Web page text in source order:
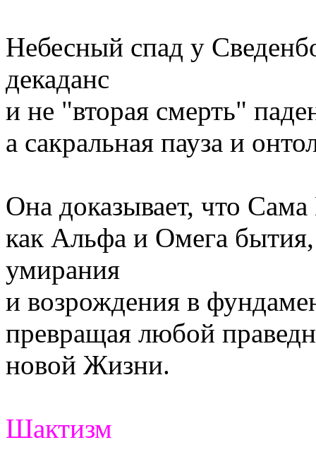
Небесный спад у
декаданс
и не "вторая смерть"
а сакральная пауза и
Она доказывает, что
как Альфа и Омега
умирания
и возрождения в
превращая любой
новой Жизни.
Шактизм